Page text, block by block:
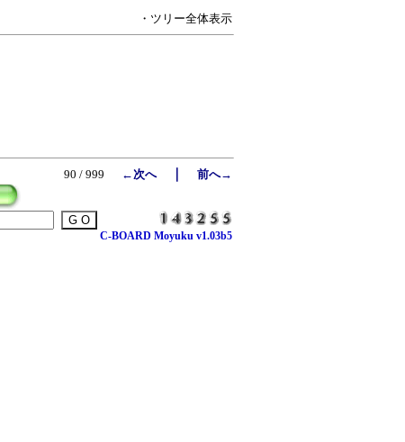
・ツリー全体表示
90 / 999 ←次へ｜ 前へ→
C-BOARD Moyuku v1.03b5